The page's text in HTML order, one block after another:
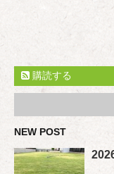
購読する
NEW POST